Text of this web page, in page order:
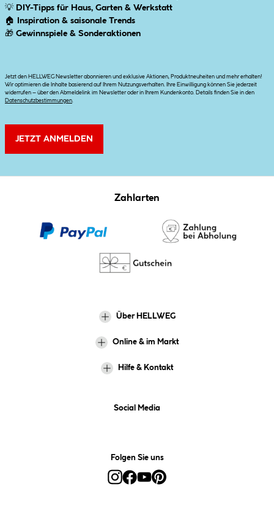
💡 DIY-Tipps für Haus, Garten & Werkstatt
🏠
Inspiration & saisonale Trends
🎁 Gewinnspiele & Sonderaktionen
Jetzt den HELLWEG Newsletter abonnieren und exklusive Aktionen, Produktneuheiten und mehr erhalten!
Wir optimieren die Inhalte basierend auf Ihrem Nutzungsverhalten. Ihre Einwilligung können Sie jederzeit
widerrufen – über den Abmeldelink im Newsletter oder in Ihrem Kundenkonto. Details finden Sie in den
Datenschutzbestimmungen
JETZT ANMELDEN
Zahlarten
Über HELLWEG
Online & im Markt
Hilfe & Kontakt
Social Media
Folgen Sie uns